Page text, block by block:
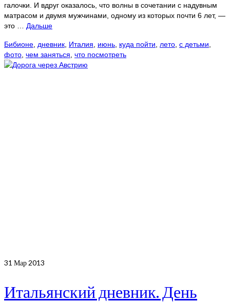
галочки. И вдруг оказалось, что волны в сочетании с надувным
матрасом и двумя мужчинами, одному из которых почти 6 лет, —
это … Дальше
Бибионе дневник Италия июнь куда пойти лето с детьми
фото чем заняться что посмотреть
31 Мар 2013
Итальянский дневник. День